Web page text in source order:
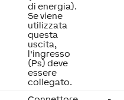
di energia).
Se viene
utilizzata
questa
uscita,
l'ingresso
(Ps) deve
essere
collegato.